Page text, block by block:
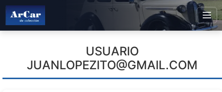
USUARIO
JUANLOPEZITO@GMAIL.COM